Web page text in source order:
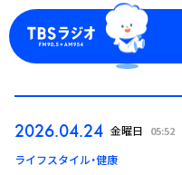
ログイン
2026.04.24 金曜日 05:52
ライフスタイル・健康